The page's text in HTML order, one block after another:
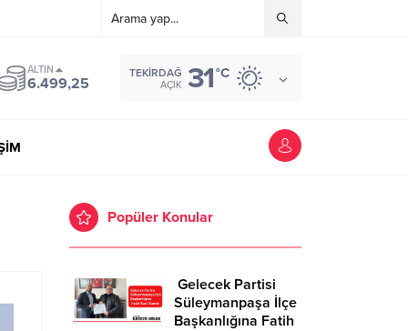
ALTIN
6.499,25
TEKIRDAĞ
AÇIK 31°C
Popüler Konular
Gelecek Partisi
Süleymanpaşa İlçe
Başkanlığına Fatih